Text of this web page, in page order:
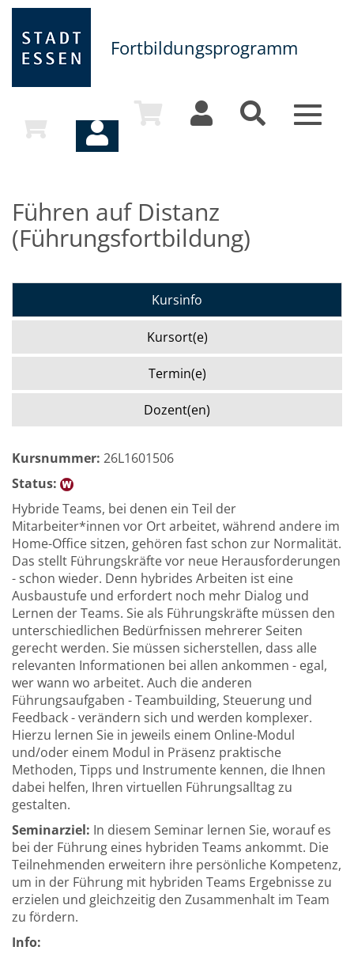
Fortbildungsprogramm
Toggle
Führen auf Distanz
(Führungsfortbildung)
Kursinfo
Kursort(e)
Termin(e)
Dozent(en)
Kursnummer: 26L1601506
Status:
Hybride Teams, bei denen ein Teil der
Mitarbeiter*innen vor Ort arbeitet, während andere im
Home-Office sitzen, gehören fast schon zur Normalität.
Das stellt Führungskräfte vor neue Herausforderungen
- schon wieder. Denn hybrides Arbeiten ist eine
Ausbaustufe und erfordert noch mehr Dialog und
Lernen der Teams. Sie als Führungskräfte müssen den
unterschiedlichen Bedürfnissen mehrerer Seiten
gerecht werden. Sie müssen sicherstellen, dass alle
relevanten Informationen bei allen ankommen - egal,
wer wann wo arbeitet. Auch die anderen
Führungsaufgaben - Teambuilding, Steuerung und
Feedback - verändern sich und werden komplexer.
Hierzu lernen Sie in jeweils einem Online-Modul
und/oder einem Modul in Präsenz praktische
Methoden, Tipps und Instrumente kennen, die Ihnen
dabei helfen, Ihren virtuellen Führungsalltag zu
gestalten.
Seminarziel: In diesem Seminar lernen Sie, worauf es
bei der Führung eines hybriden Teams ankommt. Die
Teilnehmenden erweitern ihre persönliche Kompetenz,
um in der Führung mit hybriden Teams Ergebnisse zu
erzielen und gleichzeitig den Zusammenhalt im Team
zu fördern.
Info: